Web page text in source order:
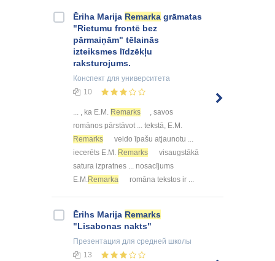
Ēriha Marija Remarka grāmatas
"Rietumu frontē bez
pārmaiņām" tēlainās
izteiksmes līdzēkļu
raksturojums.
Конспект для университета
10
... , ka E.M. Remarks
, savos
romānos pārstāvot ... tekstā, E.M.
Remarks
veido īpašu atjaunotu ...
iecerēts E.M. Remarks
visaugstākā
satura izpratnes ... nosacījums
E.M.Remarka romāna tekstos ir ...
Ērihs Marija Remarks
"Lisabonas nakts"
Презентация для средней школы
13